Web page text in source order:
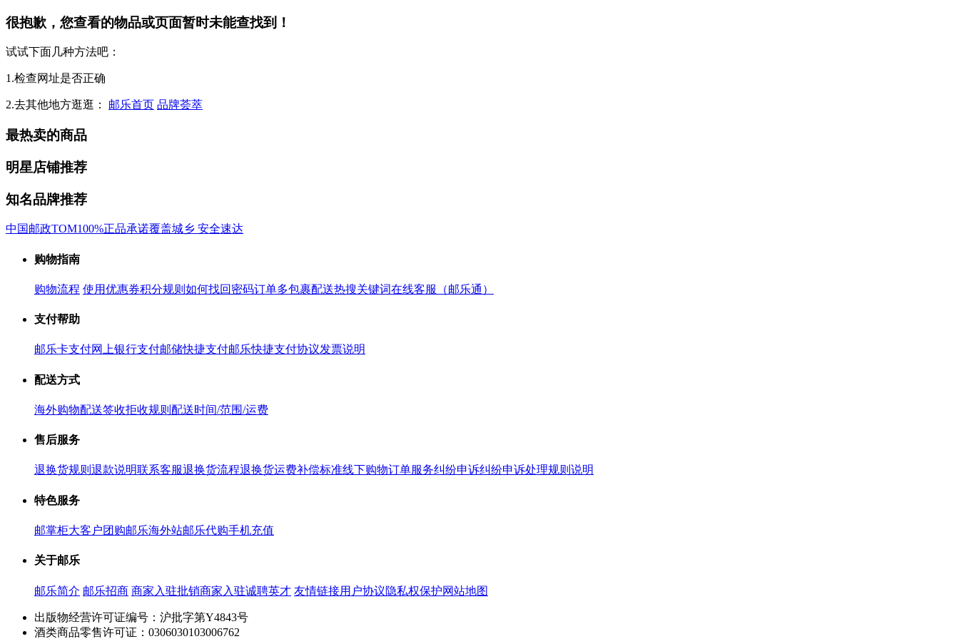
很抱歉，您查看的物品或页面暂时未能查找到！
试试下面几种方法吧：
1.检查网址是否正确
2.去其他地方逛逛： 邮乐首页 品牌荟萃
最热卖的商品
明星店铺推荐
知名品牌推荐
中国邮政TOM100%正品承诺覆盖城乡 安全速达
购物指南
购物流程 使用优惠券积分规则 如何找回密码订单多包裹配送热搜关键词在线客服（邮乐通）
支付帮助
邮乐卡支付网上银行支付邮储快捷支付邮乐快捷支付协议发票说明
配送方式
海外购物配送签收拒收规则 配送时间/范围/运费
售后服务
退换货规则 退款说明联系客服退换货流程退换货运费补偿标准线下购物订单服务纠纷申诉纠纷申诉处理规则说明
特色服务
邮掌柜大客户团购邮乐海外站邮乐代购手机充值
关于邮乐
邮乐简介 邮乐招商 商家入驻批销商家入驻诚聘英才 友情链接用户协议隐私权保护网站地图
出版物经营许可证编号：沪批字第Y4843号
酒类商品零售许可证：0306030103006762